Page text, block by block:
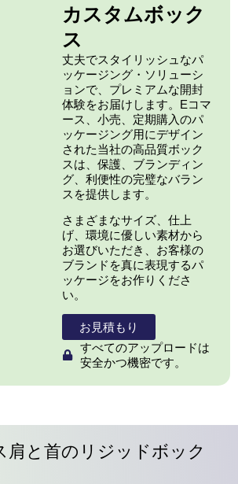
カスタムボック
ス
丈夫でスタイリッシュなパ
ッケージング・ソリューシ
ョンで、プレミアムな開封
体験をお届けします。Eコマ
ース、小売、定期購入のパ
ッケージング用にデザイン
された当社の高品質ボック
スは、保護、ブランディン
グ、利便性の完璧なバラン
スを提供します。
さまざまなサイズ、仕上
げ、環境に優しい素材から
お選びいただき、お客様の
ブランドを真に表現するパ
ッケージをお作りくださ
い。
お見積もり
すべてのアップロードは
安全かつ機密です。
肩と首のリジッドボック